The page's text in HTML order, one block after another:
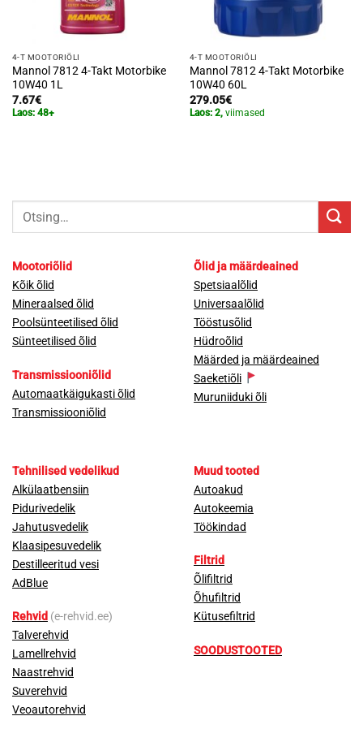
4-T MOOTORIÕLI
Mannol 7812 4-Takt Motorbike
10W40 1L
7.67€
Laos: 48+
4-T MOOTORIÕLI
Mannol 7812 4-Takt Motorbike
10W40 60L
279.05€
Laos: 2,viimased
Otsi:
Mootoriõlid
Kõik õlid
Mineraalsed õlid
Poolsünteetilised õlid
Sünteetilised õlid
Transmissiooniõlid
Automaatkäigukasti õlid
Transmissiooniõlid
Õlid ja määrdeained
Spetsiaalõlid
Universaalõlid
Tööstusõlid
Hüdroõlid
Määrded ja määrdeained
Saeketiõli
Muruniiduki õli
Tehnilised vedelikud
Alkülaatbensiin
Pidurivedelik
Jahutusvedelik
Klaasipesuvedelik
Destilleeritud vesi
AdBlue
Rehvid (e-rehvid.ee)
Talverehvid
Lamellrehvid
Naastrehvid
Suverehvid
Veoautorehvid
Muud tooted
Autoakud
Autokeemia
Töökindad
Filtrid
Õlifiltrid
Õhufiltrid
Kütusefiltrid
SOODUSTOOTED